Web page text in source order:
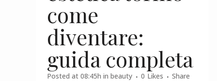
come
diventare:
guida completa
Posted at 08:45h in beauty 0 Likes Share